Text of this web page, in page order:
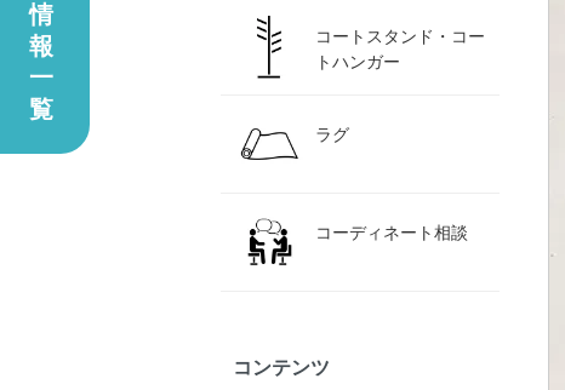
コートスタンド・コー
トハンガー
ラグ
コーディネート相談
コンテンツ
情
報
一
覧